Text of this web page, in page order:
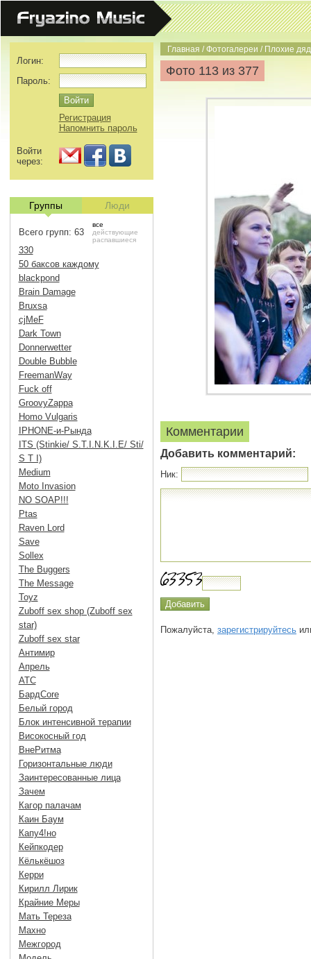
Главная /Фотогалереи / Плохие
Фото 113 из 377
Комментарии
Добавить комментарий:
Ник:
Пожалуйста, зарегистрируйтесь
Логин:
Пароль:
Регистрация
Напомнить пароль
Войти
через:
Группы Люди
Всего групп: 63
все
действующие
распавшиеся
330
50 баксов каждому
blackpond
Brain Damage
Bruxsa
cjMeF
Dark Town
Donnerwetter
Double Bubble
FreemanWay
Fuck off
GroovyZappa
Homo Vulgaris
IPHONE-и-Рында
ITS (Stinkie/ S.T.I.N.K.I.E/ Sti/
S T I)
Medium
Moto Invasion
NO SOAP!!!
Ptas
Raven Lord
Save
Sollex
The Buggers
The Message
Toyz
Zuboff sex shop (Zuboff sex
star)
Zuboff sex star
Антимир
Апрель
АТС
БардCore
Белый город
Блок интенсивной терапии
Високосный год
ВнеРитма
Горизонтальные люди
Заинтересованные лица
Зачем
Кагор палачам
Каин Баум
Капу4!но
Кейпкодер
Кёлькёшоз
Керри
Кирилл Лирик
Крайние Меры
Мать Тереза
Махно
Межгород